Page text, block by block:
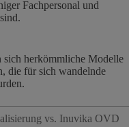
Fachpersonal und
herkömmliche Modelle
die für sich wandelnde
vs. Inuvika OVD